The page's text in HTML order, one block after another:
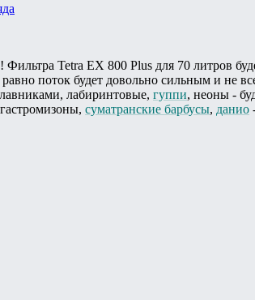
Tetra EX 800 Plus для 70 литров
поток будет довольно сильным и не
лабиринтовые, гуппи, неоны -
суматранские барбусы, данио